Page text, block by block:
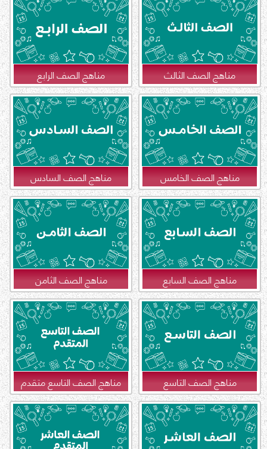
مناهج الصف الثالث مناهج الصف الرابع
مناهج الصف الخامس مناهج الصف السادس
مناهج الصف السابع مناهج الصف الثامن
مناهج الصف التاسع مناهج الصف التاسع متقدم